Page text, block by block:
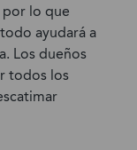
por lo que
ayudará a
Los dueños
todos los